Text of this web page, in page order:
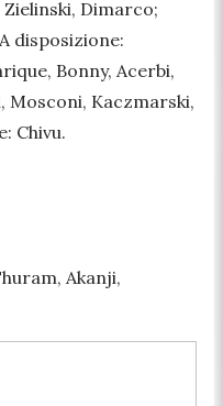
Dimarco;
disposizione:
Bonny, Acerbi,
Mosconi, Kaczmarski,
Chivu.
Akanji,